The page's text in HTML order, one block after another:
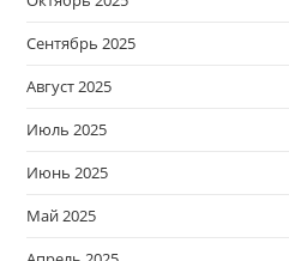
Сентябрь 2025
Август 2025
Июль 2025
Июнь 2025
Май 2025